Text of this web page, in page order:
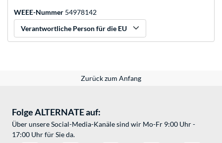
WEEE-Nummer 54978142
Verantwortliche Person für die EU
Zurück zum Anfang
Folge ALTERNATE auf:
Über unsere Social-Media-Kanäle sind wir Mo-Fr 9:00 Uhr -
17:00 Uhr für Sie da.